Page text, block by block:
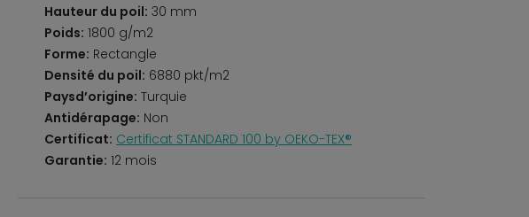
Hauteur du poil: 30 mm
Poids: 1800 g/m2
Forme: Rectangle
Densité du poil: 6880 pkt/m2
Paysd’origine: Turquie
Antidérapage: Non
Certificat: Certificat STANDARD 100 by OEKO-TEX®
Garantie: 12 mois